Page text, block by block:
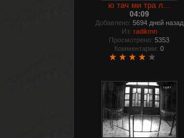
ю тач ми тра л...
04:09
Добавлено: 5694 дней назад
Из: radikmn
Просмотрено: 5353
Комментарии: 0